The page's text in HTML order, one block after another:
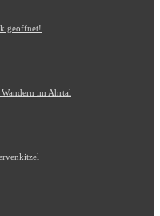
geöffnet!
im Ahrtal